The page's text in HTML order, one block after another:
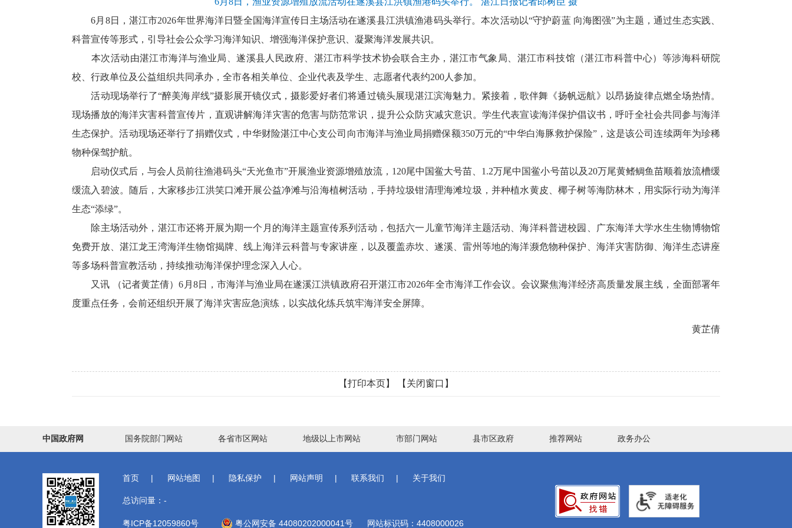
6月8日，湛江市2026年世界海洋日暨全国海洋宣传日主场活动在遂溪县江洪镇渔港码头举行。本次活动以“守护蔚蓝 向海图强”为主题，通过生态实践、
科普宣传等形式，引导社会公众学习海洋知识、增强海洋保护意识、凝聚海洋发展共识。
本次活动由湛江市海洋与渔业局、遂溪县人民政府、湛江市科学技术协会联合主办，湛江市气象局、湛江市科技馆（湛江市科普中心）等涉海科研院
校、行政单位及公益组织共同承办，全市各相关单位、企业代表及学生、志愿者代表约200人参加。
活动现场举行了“醉美海岸线”摄影展开镜仪式，摄影爱好者们将通过镜头展现湛江滨海魅力。紧接着，歌伴舞《扬帆远航》以昂扬旋律点燃全场热情。
现场播放的海洋灾害科普宣传片，直观讲解海洋灾害的危害与防范常识，提升公众防灾减灾意识。学生代表宣读海洋保护倡议书，呼吁全社会共同参与海洋
生态保护。活动现场还举行了捐赠仪式，中华财险湛江中心支公司向市海洋与渔业局捐赠保额350万元的“中华白海豚救护保险”，这是该公司连续两年为珍稀
物种保驾护航。
启动仪式后，与会人员前往渔港码头“天光鱼市”开展渔业资源增殖放流，120尾中国鲎大号苗、1.2万尾中国鲎小号苗以及20万尾黄鳍鲷鱼苗顺着放流槽缓
缓流入碧波。随后，大家移步江洪笑口滩开展公益净滩与沿海植树活动，手持垃圾钳清理海滩垃圾，并种植水黄皮、椰子树等海防林木，用实际行动为海洋
生态“添绿”。
除主场活动外，湛江市还将开展为期一个月的海洋主题宣传系列活动，包括六一儿童节海洋主题活动、海洋科普进校园、广东海洋大学水生生物博物馆
免费开放、湛江龙王湾海洋生物馆揭牌、线上海洋云科普与专家讲座，以及覆盖赤坎、遂溪、雷州等地的海洋濒危物种保护、海洋灾害防御、海洋生态讲座
等多场科普宣教活动，持续推动海洋保护理念深入人心。
又讯 （记者黄芷倩）6月8日，市海洋与渔业局在遂溪江洪镇政府召开湛江市2026年全市海洋工作会议。会议聚焦海洋经济高质量发展主线，全面部署年
度重点任务，会前还组织开展了海洋灾害应急演练，以实战化练兵筑牢海洋安全屏障。
黄芷倩
【打印本页】 【关闭窗口】
中国政府网 国务院部门网站 各省市区网站 地级以上市网站 市部门网站 县市区政府 推荐网站 政务办公
首页 | 网站地图 | 隐私保护 | 网站声明 | 联系我们 | 关于我们
总访问量： -
粤ICP备12059860号 粤公网安备 44080202000041号 网站标识码：4408000026